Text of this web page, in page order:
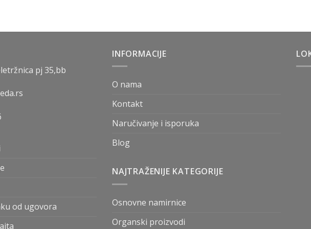
pj 35,bb
od ugovora
INFORMACIJE
O nama
Kontakt
Naručivanje i isporuka
Blog
NAJTRAŽENIJE KATEGORIJE
Osnovne namirnice
Organski proizvodi